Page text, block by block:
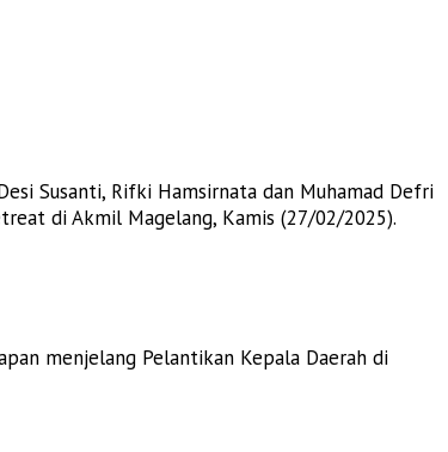
Susanti, Rifki Hamsirnata dan Muhamad Defri
di Akmil Magelang, Kamis (27/02/2025).
menjelang Pelantikan Kepala Daerah di